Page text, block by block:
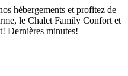
hébergements et profitez de
le Chalet Family Confort et
Dernières minutes!